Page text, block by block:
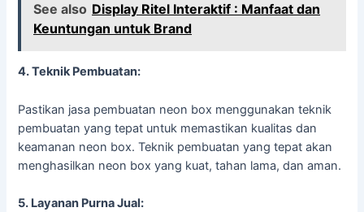
See also Display Ritel Interaktif : Manfaat dan
Keuntungan untuk Brand
4. Teknik Pembuatan:
Pastikan jasa pembuatan neon box menggunakan teknik
pembuatan yang tepat untuk memastikan kualitas dan
keamanan neon box. Teknik pembuatan yang tepat akan
menghasilkan neon box yang kuat, tahan lama, dan aman.
5. Layanan Purna Jual: